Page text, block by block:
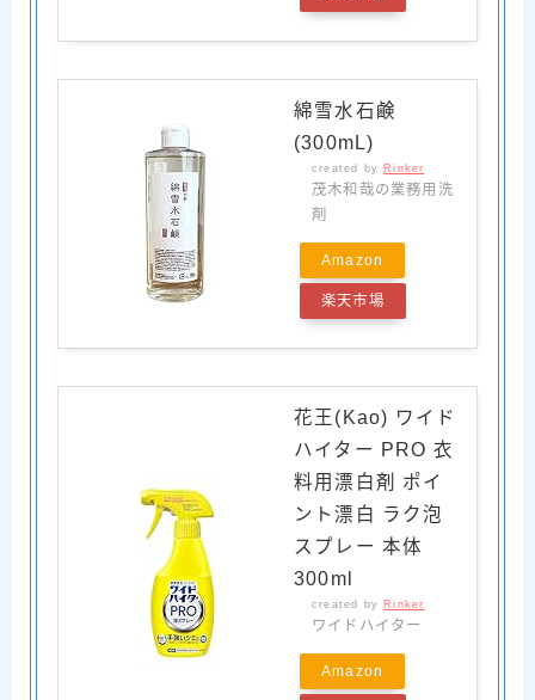
綿雪水石鹸
(300mL)
created by Rinker
茂木和哉の業務用洗
剤
Amazon
楽天市場
花王(Kao) ワイド
ハイター PRO 衣
料用漂白剤 ポイ
ント漂白 ラク泡
スプレー 本体
300ml
created by Rinker
ワイドハイター
Amazon